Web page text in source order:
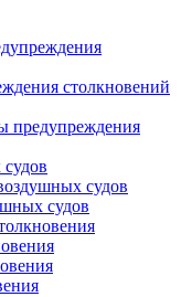
столкновений
предупреждения
судов
судов